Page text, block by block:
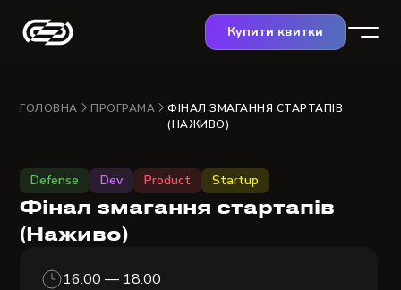
Купити квитки
ГОЛОВНА ПРОГРАМА
ФІНАЛ ЗМАГАННЯ СТАРТАПІВ
(НАЖИВО)
Defense Dev Product Startup
Фінал змагання стартапів
(Наживо)
16:00 — 18:00